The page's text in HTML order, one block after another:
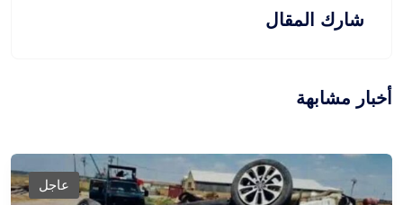
شارك المقال
أخبار مشابهة
عاجل